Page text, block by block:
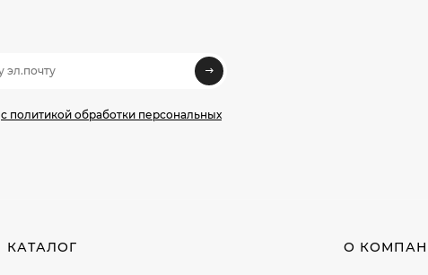
с политикой обработки персональных
КАТАЛОГ О